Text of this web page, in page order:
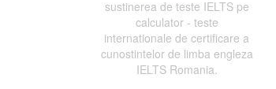
sustinerea de teste IELTS pe
calculator - teste
internationale de certificare a
cunostintelor de limba engleza
IELTS Romania.